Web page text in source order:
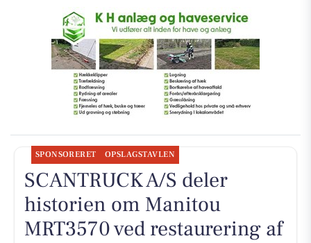
SPONSORERET OPSLAGSTAVLEN
SCANTRUCK A/S deler
historien om Manitou
MRT3570 ved restaurering af